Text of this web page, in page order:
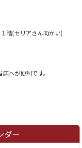
階(セリアさん向かい)
へが便利です。
ダー